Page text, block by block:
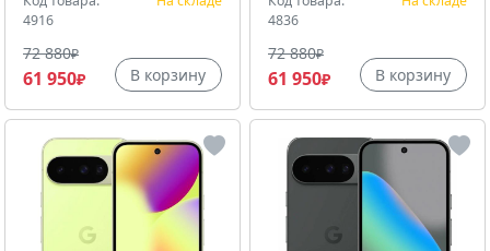
4916
72 880₽
61 950₽ В корзину
4836
72 880₽
61 950₽ В корзину